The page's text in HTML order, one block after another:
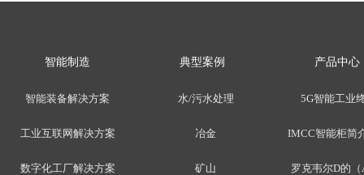
5G智能工业
IMCC智能柜简
罗克韦尔D的
智能制造 典型案例 产品中心
智能装备解决方案
工业互联网解决方案
数字化工厂解决方案
水/污水处理
冶金
矿山